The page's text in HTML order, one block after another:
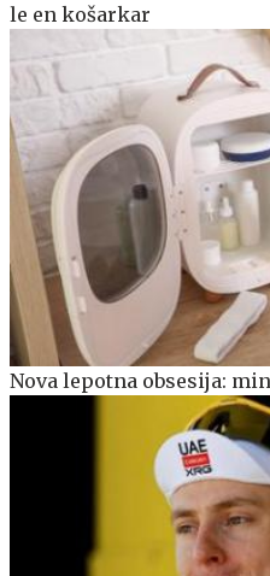
le en košarkar
Nova lepotna obsesija: